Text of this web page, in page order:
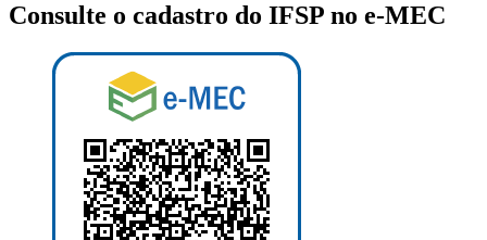
Consulte o cadastro do IFSP no e-MEC